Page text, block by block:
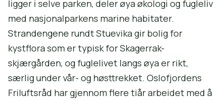
ligger i selve parken, deler øya økologi og fugleliv
med nasjonalparkens marine habitater.
Strandengene rundt Stuevika gir bolig for
kystflora som er typisk for Skagerrak-
skjærgården, og fuglelivet langs øya er rikt,
særlig under vår- og høsttrekket. Oslofjordens
Friluftsråd har gjennom flere tiår arbeidet med å